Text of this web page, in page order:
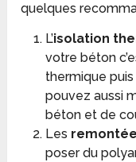
quelques
L’isolation
votre béton
thermique
pouvez aussi
béton et de
Les
poser du